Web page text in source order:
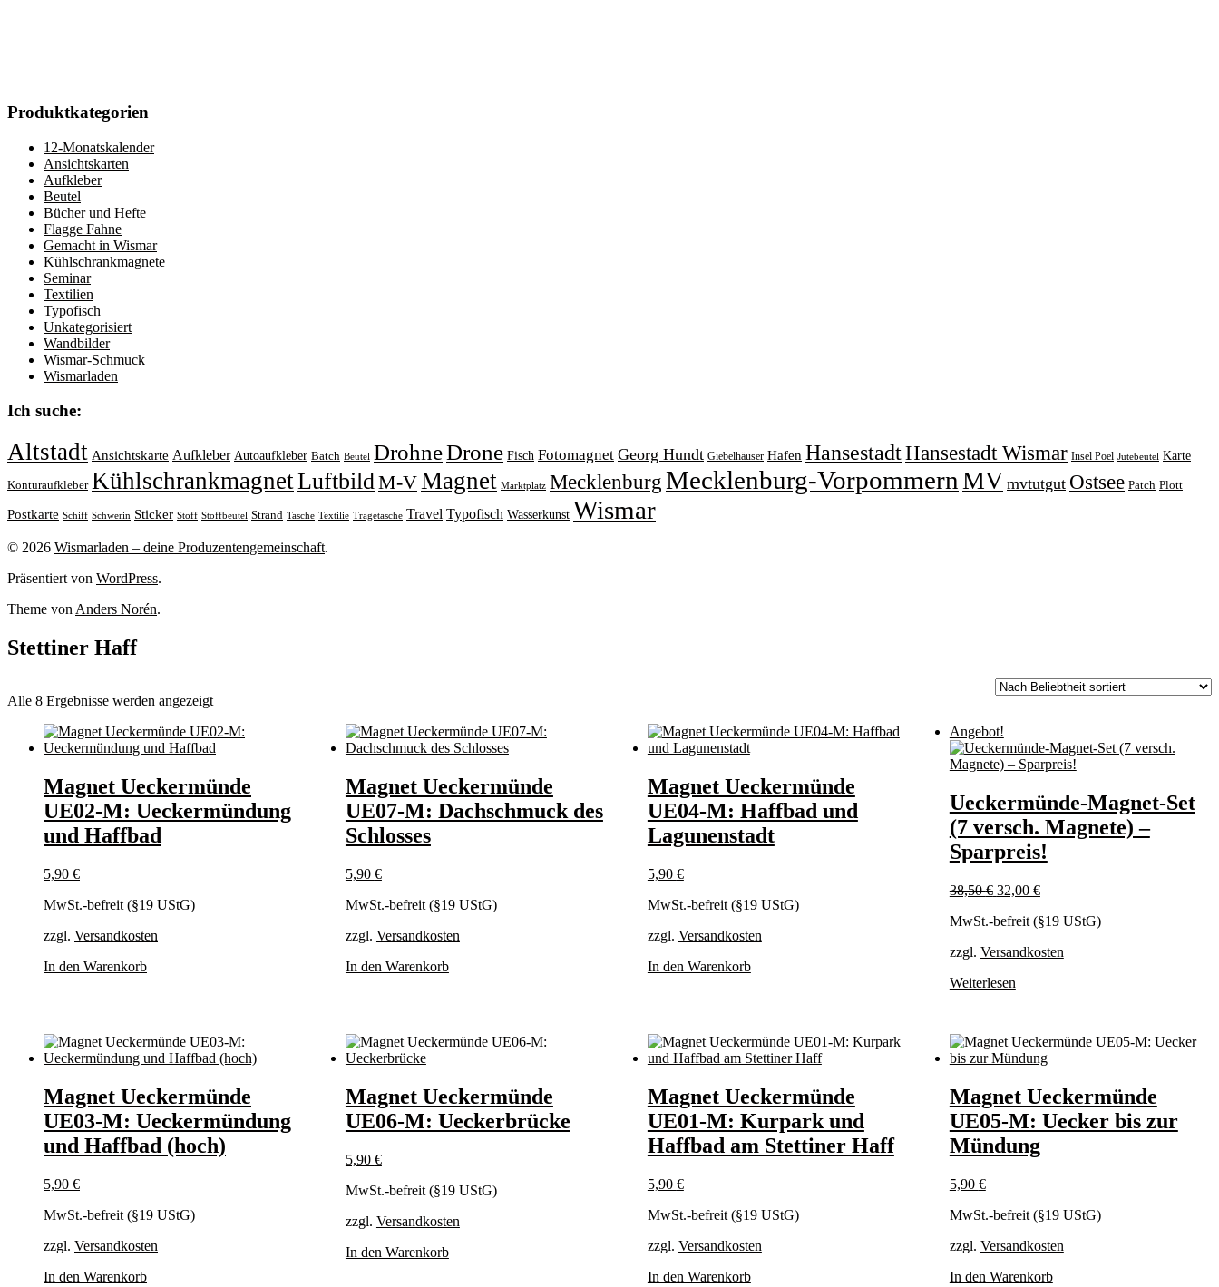
Produktkategorien
12-Monatskalender
Ansichtskarten
Aufkleber
Beutel
Bücher und Hefte
Flagge Fahne
Gemacht in Wismar
Kühlschrankmagnete
Seminar
Textilien
Typofisch
Unkategorisiert
Wandbilder
Wismar-Schmuck
Wismarladen
Ich suche:
Altstadt Ansichtskarte Aufkleber Autoaufkleber Batch Beutel DrohneDrone Fisch Fotomagnet Georg Hundt Giebelhäuser Hafen HansestadtHansestadt Wismar Insel Poel Jutebeutel Karte
Konturaufkleber KühlschrankmagnetLuftbildM-VMagnet Marktplatz Mecklenburg Mecklenburg-VorpommernMV mvtutgut Ostsee Patch Plott
Postkarte Schiff Schwerin Sticker Stoff Stoffbeutel Strand Tasche Textilie Tragetasche Travel Typofisch Wasserkunst Wismar
© 2026 Wismarladen – deine Produzentengemeinschaft.
Präsentiert von WordPress.
Theme von Anders Norén.
Stettiner Haff
Alle 8 Ergebnisse werden angezeigtNach
sortiert
Magnet Ueckermünde
UE02-M: Ueckermündung
und Haffbad
5,90 €
MwSt.-befreit (§19 UStG)
zzgl. Versandkosten
In den Warenkorb
Magnet Ueckermünde
UE07-M: Dachschmuck des
Schlosses
5,90 €
MwSt.-befreit (§19 UStG)
zzgl. Versandkosten
In den Warenkorb
Magnet Ueckermünde
UE04-M: Haffbad und
Lagunenstadt
5,90 €
MwSt.-befreit (§19 UStG)
zzgl. Versandkosten
In den Warenkorb
Angebot!
Ueckermünde-Magnet-Set
(7 versch. Magnete) –
Sparpreis!
38,50€ Ursprünglicher
war:
32,00 €Aktueller
ist:
MwSt.-befreit (§19 UStG)
zzgl. Versandkosten
Weiterlesen
Magnet Ueckermünde
UE03-M: Ueckermündung
und Haffbad (hoch)
5,90 €
MwSt.-befreit (§19 UStG)
zzgl. Versandkosten
In den Warenkorb
Magnet Ueckermünde
UE06-M: Ueckerbrücke
5,90 €
MwSt.-befreit (§19 UStG)
zzgl. Versandkosten
In den Warenkorb
Magnet Ueckermünde
UE01-M: Kurpark und
Haffbad am Stettiner Haff
5,90 €
MwSt.-befreit (§19 UStG)
zzgl. Versandkosten
In den Warenkorb
Magnet Ueckermünde
UE05-M: Uecker bis zur
Mündung
5,90 €
MwSt.-befreit (§19 UStG)
zzgl. Versandkosten
In den Warenkorb